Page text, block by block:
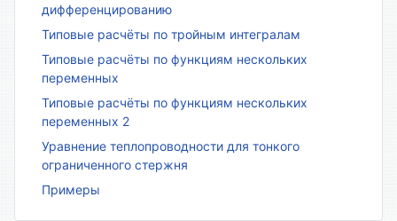
дифференцированию
Типовые расчёты по тройным интегралам
Типовые расчёты по функциям нескольких
переменных
Типовые расчёты по функциям нескольких
переменных 2
Уравнение теплопроводности для тонкого
ограниченного стержня
Примеры